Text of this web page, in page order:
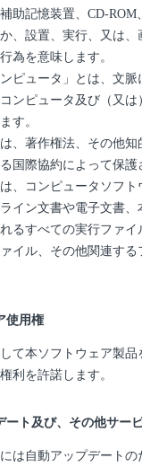
助記憶装置、CD-ROM
、設置、実行、又は、
為を意味します。
ピュータ」とは、文脈
ンピュータ及び（又は
す。
、著作権法、その他知
国際協約によって保護
、コンピュータソフト
イン文書や電子文書、
るすべての実行ファイ
イル、その他関連する
使用権
て本ソフトウェア製品
利を許諾します。
ト及び、その他サー
は自動アップデートの